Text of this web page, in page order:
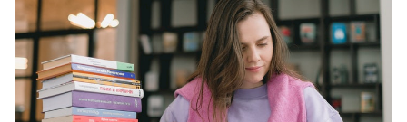
Padres y familia
Vecinos launch
Medios Biblioteca launch
Donaciones launch